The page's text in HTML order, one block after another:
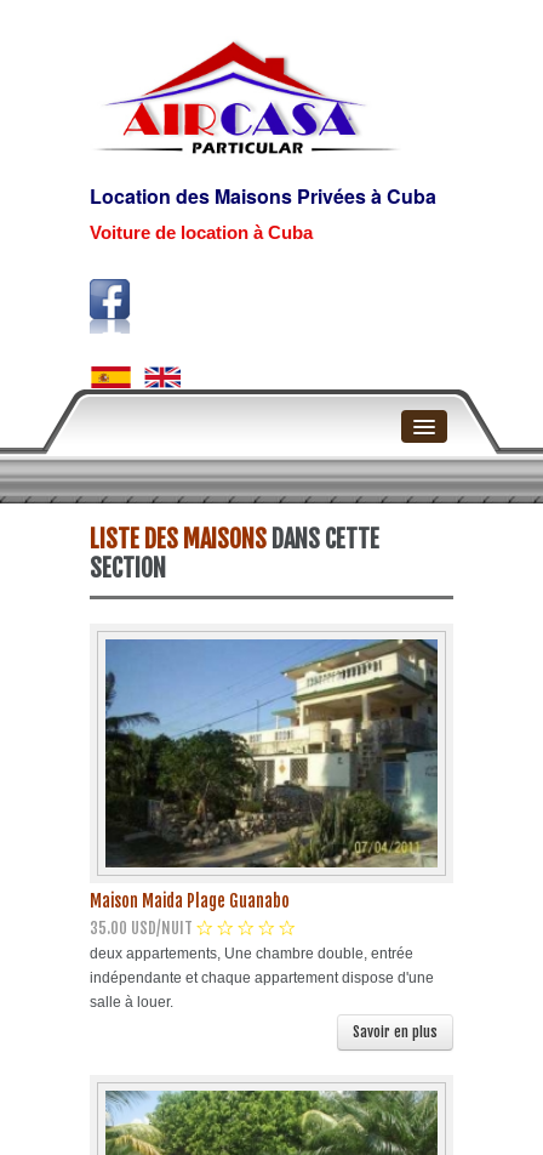
Location des Maisons Privées à Cuba
Voiture de location à Cuba
Page d'accueil
La Havane
Plage Havane
Pinar del Rio
Varadero
Cienfuegos
Trinidad
Autres villes
Autres Services
LISTE DES MAISONS DANS CETTE
SECTION
Maison Maida Plage Guanabo
35.00 USD/NUIT
deux appartements, Une chambre double, entrée
indépendante et chaque appartement dispose d'une
salle à louer.
Savoir en plus